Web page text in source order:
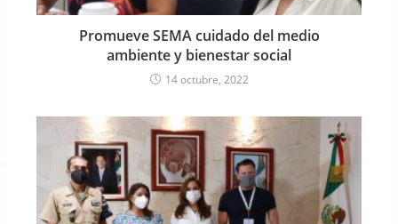
Promueve SEMA cuidado del medio
ambiente y bienestar social
14 octubre, 2022